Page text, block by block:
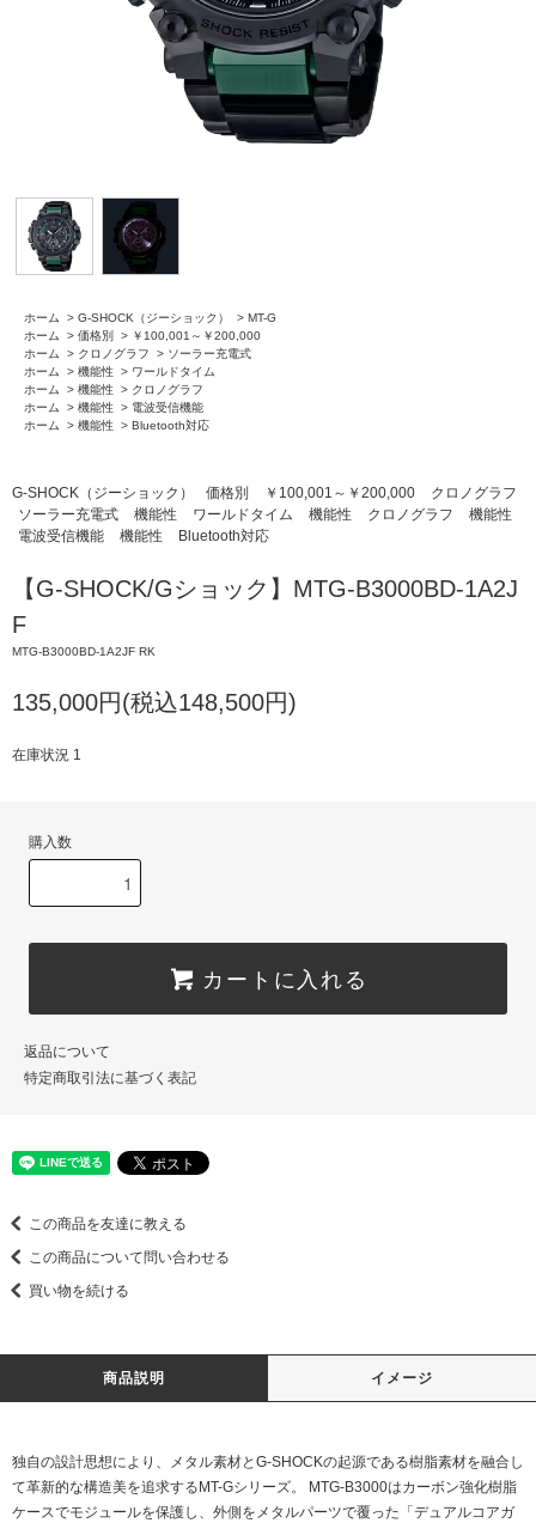
ホーム > G-SHOCK（ジーショック） > MT-G
ホーム
> 価格別 > ￥100,001～￥200,000
ホーム
> クロノグラフ > ソーラー充電式
ホーム
> 機能性 > ワールドタイム
ホーム
> 機能性 > クロノグラフ
ホーム
> 機能性 > 電波受信機能
ホーム
> 機能性 > Bluetooth対応
G-SHOCK（ジーショック） 価格別 ￥100,001～￥200,000
クロノグラフ
ソーラー充電式
機能性 ワールドタイム 機能性 クロノグラフ
機能性
電波受信機能
機能性 Bluetooth対応
【G-SHOCK/Gショック】MTG-B3000BD-1A2J
F
MTG-B3000BD-1A2JF RK
135,000円(税込148,500円)
在庫状況 1
購入数
カートに入れる
返品について
特定商取引法に基づく表記
この商品を友達に教える
この商品について問い合わせる
買い物を続ける
商品説明 イメージ
独自の設計思想により、メタル素材とG-SHOCKの起源である樹脂素材を融合し
て革新的な構造美を追求するMT-Gシリーズ。 MTG-B3000はカーボン強化樹脂
ケースでモジュールを保護し、外側をメタルパーツで覆った「デュアルコアガ